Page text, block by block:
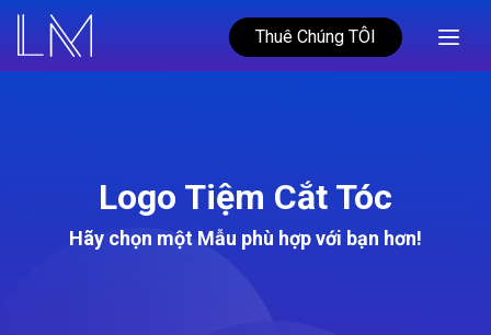
Thuê Chúng TÔI
Logo Tiệm Cắt Tóc
Hãy chọn một Mẫu phù hợp với bạn hơn!